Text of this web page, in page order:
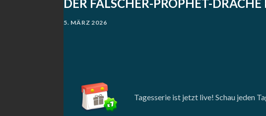
DER FALSCHER-PROPHET-DRACHE
5. MÄRZ 2026
Tagesserie ist jetzt live! Schau jeden